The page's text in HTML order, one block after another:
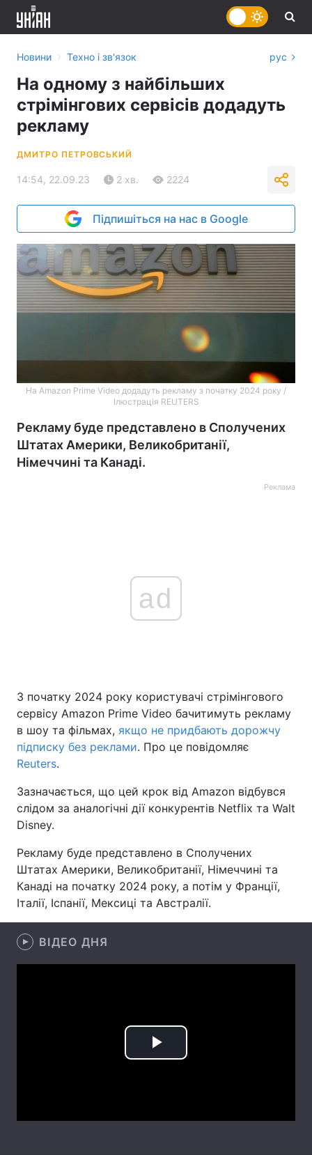
Україна Політика
Економіка Світ
Техно і зв'язок Лайт
Здоров'я Туризм
Цікавинки Погода
Думки
Вакансії
Послуги
Новини › Техно і зв'язок рус
На одному з найбільших
стрімінгових сервісів додадуть
рекламу
ДМИТРО ПЕТРОВСЬКИЙ
14:54, 22.09.23 2 хв. 2224
Підпишіться на нас в Google
На Amazon Prime Video додадуть рекламу з початку 2024 року /
Ілюстрація REUTERS
Рекламу буде представлено в Сполучених
Штатах Америки, Великобританії,
Німеччині та Канаді.
Реклама
ad
З початку 2024 року користувачі стрімінгового
сервісу Amazon Prime Video бачитимуть рекламу
в шоу та фільмах, якщо не придбають дорожчу
підписку без реклами. Про це повідомляє
Reuters.
Зазначається, що цей крок від Amazon відбувся
слідом за аналогічні дії конкурентів Netflix та Walt
Disney.
Рекламу буде представлено в Сполучених
Штатах Америки, Великобританії, Німеччині та
Канаді на початку 2024 року, а потім у Франції,
Італії, Іспанії, Мексиці та Австралії.
ВІДЕО ДНЯ
Play